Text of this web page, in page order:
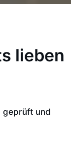
lieben
geprüft und